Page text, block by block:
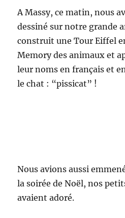
A Massy, ce matin, nous
dessiné sur notre grande
construit une Tour Eiffel
Memory des animaux et
leur noms en français et
le chat : “pissicat” !
Nous avions aussi
la soirée de Noël, nos
avaient adoré.